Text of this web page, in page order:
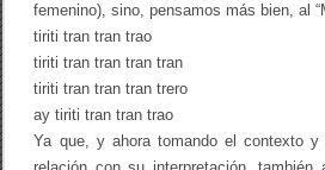
femenino), sino, pensamos más bien, al
tiriti tran tran trao
tiriti tran tran tran tran
tiriti tran tran tran trero
ay tiriti tran tran trao
Ya que, y ahora tomando el contexto